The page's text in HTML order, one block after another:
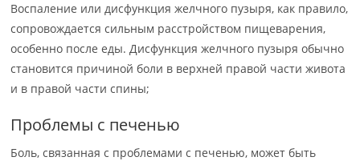
Воспаление или дисфункция желчного пузыря, как правило,
сопровождается сильным расстройством пищеварения,
особенно после еды. Дисфункция желчного пузыря обычно
становится причиной боли в верхней правой части живота
и в правой части спины;
Проблемы с печенью
Боль, связанная с проблемами с печенью, может быть